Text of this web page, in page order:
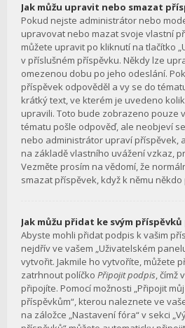
Jak můžu upravit nebo smazat
Pokud nejste administrátor nebo
upravovat nebo mazat svoje vlastní
můžete upravit po kliknutí na tlačítko
v příslušném příspěvku. Někdy lze
omezenou dobu po jeho odeslání.
příspěvek odpověděl a vy se do
krátký text, ve kterém je uvedeno
upravili. Toto bude zobrazeno pouze
tématu pošle odpověď, ale neobjeví
nebo administrátor upraví příspěvek,
na základě vlastního uvážení vzkaz,
Vezměte prosím na vědomí, že
smazat příspěvek, když k němu
Jak můžu přidat ke svým
Abyste mohli přidat podpis k vašim
nejdřív ve vašem „Uživatelském
vytvořit. Jakmile ho vytvoříte, můžete
zatrhnout políčko Připojit podpis, čímž
připojíte. Pomocí možnosti „Připojit
příspěvkům“, kterou naleznete ve
na záložce „Nastavení fóra“ v sekci